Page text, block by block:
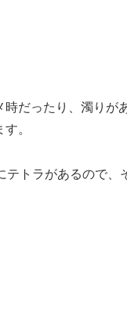
だったり、濁り
。
トラがあるので